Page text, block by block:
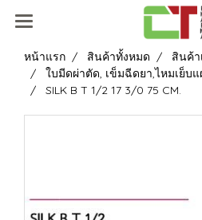
หน้าแรก สินค้าทั้งหมด
สินค้
ใบมีดผ่าตัด, เข็มฉีดยา,ไหมเย็บแ
SILK B T 1/2 17 3/0 75 CM.